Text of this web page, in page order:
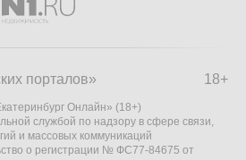
18+
порталов»
Онлайн» (18+)
службой по надзору в сфере связи,
и массовых коммуникаций
о регистрации № ФС77-84675 от